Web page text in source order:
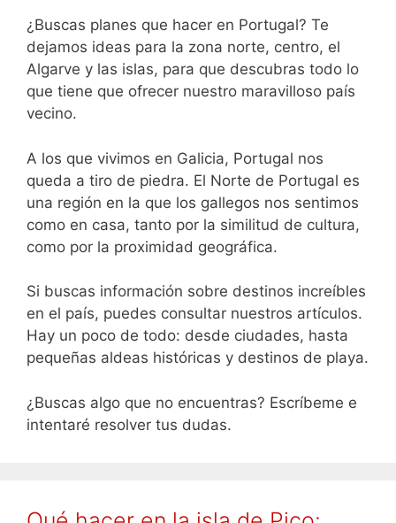
¿Buscas planes que hacer en Portugal? Te
dejamos ideas para la zona norte, centro, el
Algarve y las islas, para que descubras todo lo
que tiene que ofrecer nuestro maravilloso país
vecino.
A los que vivimos en Galicia, Portugal nos
queda a tiro de piedra. El Norte de Portugal es
una región en la que los gallegos nos sentimos
como en casa, tanto por la similitud de cultura,
como por la proximidad geográfica.
Si buscas información sobre destinos increíbles
en el país, puedes consultar nuestros artículos.
Hay un poco de todo: desde ciudades, hasta
pequeñas aldeas históricas y destinos de playa.
¿Buscas algo que no encuentras? Escríbeme e
intentaré resolver tus dudas.